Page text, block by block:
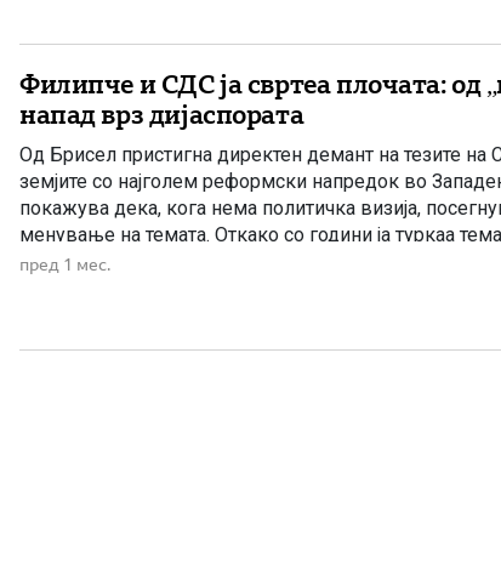
Филипче и СДС ја свртеа плочата: од
напад врз дијаспората
Од Брисел пристигна директен демант на тезите
земјите со најголем реформски напредок во
покажува дека, кога нема политичка визија,
менување на темата. Откако со години ја туркаа
Бугарите во Уставот без јасни и цврсти гаранции за
пред 1 мес.